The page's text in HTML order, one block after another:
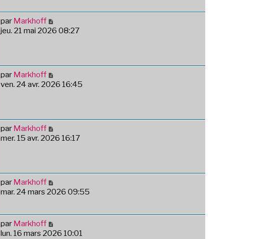
par Markhoff
jeu. 21 mai 2026 08:27
par Markhoff
ven. 24 avr. 2026 16:45
par Markhoff
mer. 15 avr. 2026 16:17
par Markhoff
mar. 24 mars 2026 09:55
par Markhoff
lun. 16 mars 2026 10:01